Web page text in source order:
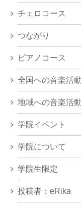
チェロコース
つながり
ピアノコース
全国への音楽活動
地域への音楽活動
学院イベント
学院について
学院生限定
投稿者：eRika